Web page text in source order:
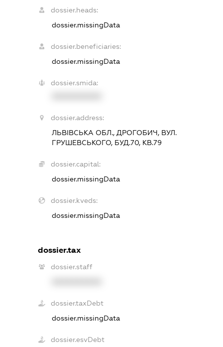
dossier.heads:
dossier.missingData
dossier.beneficiaries:
dossier.missingData
dossier.smida:
dossier.address:
ЛЬВІВСЬКА ОБЛ., ДРОГОБИЧ, ВУЛ.
ГРУШЕВСЬКОГО, БУД.70, КВ.79
dossier.capital:
dossier.missingData
dossier.kveds:
dossier.missingData
dossier.tax
dossier.staff
dossier.taxDebt
dossier.missingData
dossier.esvDebt